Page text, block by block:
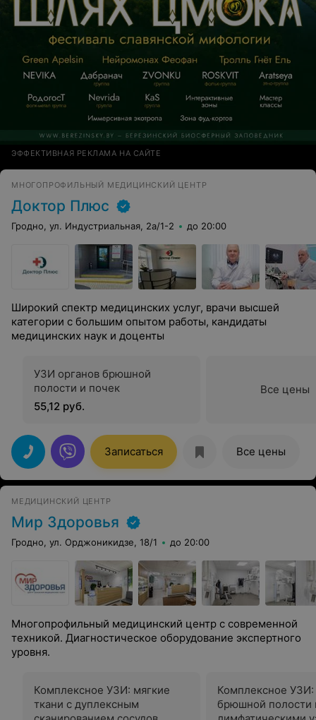
ЭФФЕКТИВНАЯ РЕКЛАМА НА САЙТЕ
МНОГОПРОФИЛЬНЫЙ МЕДИЦИНСКИЙ ЦЕНТР
Доктор Плюс
Гродно, ул. Индустриальная, 2а/1-2 до 20:00
Широкий спектр медицинских услуг, врачи высшей
категории с большим опытом работы, кандидаты
медицинских наук и доценты
УЗИ органов брюшной
полости и почек
55,12 руб.
Все цены
Записаться Все цены
МЕДИЦИНСКИЙ ЦЕНТР
Мир Здоровья
Гродно, ул. Орджоникидзе, 18/1 до 20:00
Многопрофильный медицинский центр с современной
техникой. Диагностическое оборудование экспертного
уровня.
Комплексное УЗИ: мягкие
ткани с дуплексным
Комплексное УЗИ:
брюшной полости